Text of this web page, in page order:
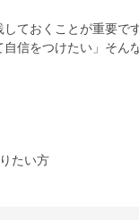
ておくことが重要です
信をつけたい」そん
たい方